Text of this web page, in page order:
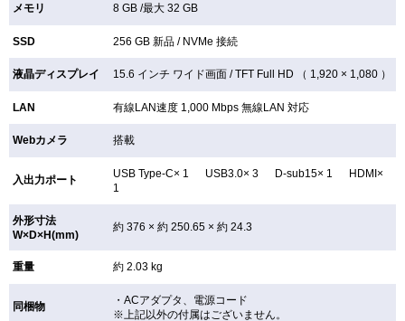
メモリ 8 GB /最大 32 GB
SSD 256 GB新品 / NVMe 接続
液晶ディスプレイ 15.6 インチ ワイド画面 /TFT Full HD （ 1,920 × 1,080 ）
LAN 有線LAN速度 1,000 Mbps 無線LAN対応
Webカメラ 搭載
入出力ポート
USB Type-C× 1 USB3.0× 3 D-sub15× 1 HDMI×
1
外形寸法
W×D×H(mm)
約 376 × 約 250.65 × 約 24.3
重量 約 2.03 kg
同梱物
・ACアダプタ、電源コード
※上記以外の付属はございません。